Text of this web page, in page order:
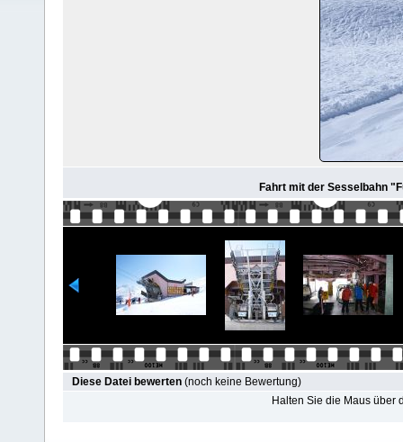
Fahrt mit der Sesselbahn
Diese Datei bewerten (noch keine Bewertung)
Halten Sie die Maus über